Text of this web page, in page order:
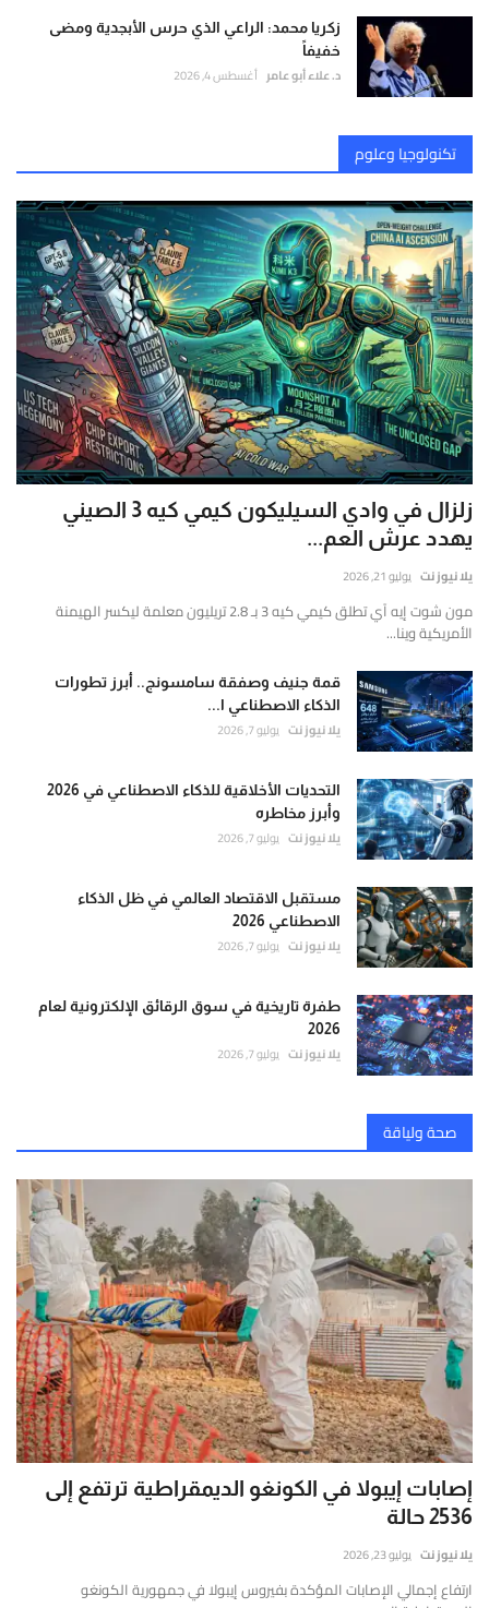
زكريا محمد: الراعي الذي حرس الأبجدية ومضى
خفيفاً
د. علاء أبو عامر أغسطس 4, 2026
تكنولوجيا وعلوم
زلزال في وادي السيليكون كيمي كيه 3 الصيني
يهدد عرش العم...
يلا نيوز نت يوليو 21, 2026
مون شوت إيه آي تطلق كيمي كيه 3 بـ 2.8 تريليون معلمة ليكسر الهيمنة
الأمريكية وينا...
قمة جنيف وصفقة سامسونج.. أبرز تطورات
الذكاء الاصطناعي ا...
يلا نيوز نت يوليو 7, 2026
التحديات الأخلاقية للذكاء الاصطناعي في 2026
وأبرز مخاطره
يلا نيوز نت يوليو 7, 2026
مستقبل الاقتصاد العالمي في ظل الذكاء
الاصطناعي 2026
يلا نيوز نت يوليو 7, 2026
طفرة تاريخية في سوق الرقائق الإلكترونية لعام
2026
يلا نيوز نت يوليو 7, 2026
صحة ولياقة
إصابات إيبولا في الكونغو الديمقراطية ترتفع إلى
2536 حالة
يلا نيوز نت يوليو 23, 2026
ارتفاع إجمالي الإصابات المؤكدة بفيروس إيبولا في جمهورية الكونغو